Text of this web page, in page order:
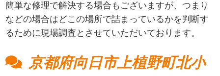
簡単な修理で解決する場合もございますが、つまり
などの場合はどこの場所で詰まっているかを判断す
るために現場調査とさせていただいております。
京都府向日市上植野町北小